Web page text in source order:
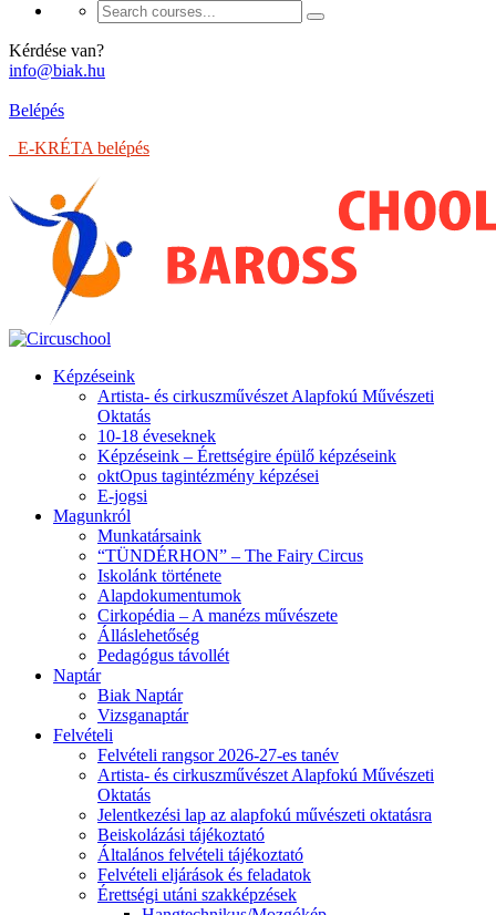
Kérdése van?
info@biak.hu
Belépés
E-KRÉTA belépés
Képzéseink
Artista- és cirkuszművészet Alapfokú Művészeti
Oktatás
10-18 éveseknek
Képzéseink – Érettségire épülő képzéseink
oktOpus tagintézmény képzései
E-jogsi
Magunkról
Munkatársaink
“TÜNDÉRHON” – The Fairy Circus
Iskolánk története
Alapdokumentumok
Cirkopédia – A manézs művészete
Álláslehetőség
Pedagógus távollét
Naptár
Biak Naptár
Vizsganaptár
Felvételi
Felvételi rangsor 2026-27-es tanév
Artista- és cirkuszművészet Alapfokú Művészeti
Oktatás
Jelentkezési lap az alapfokú művészeti oktatásra
Beiskolázási tájékoztató
Általános felvételi tájékoztató
Felvételi eljárások és feladatok
Érettségi utáni szakképzések